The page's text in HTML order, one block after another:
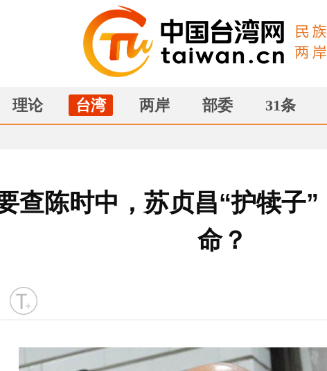
理论 台湾 两岸 部委 31条
查陈时中，苏贞昌“护犊子
命？